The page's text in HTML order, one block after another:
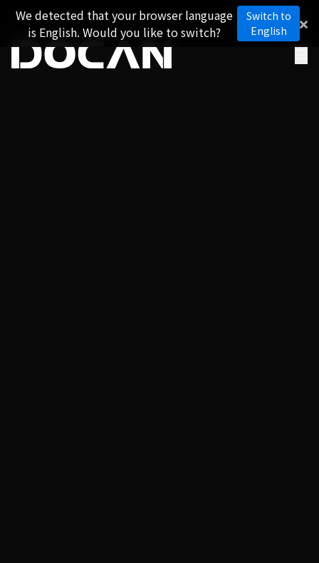
We detected that your browser language
is English. Would you like to switch?
Switch to
English